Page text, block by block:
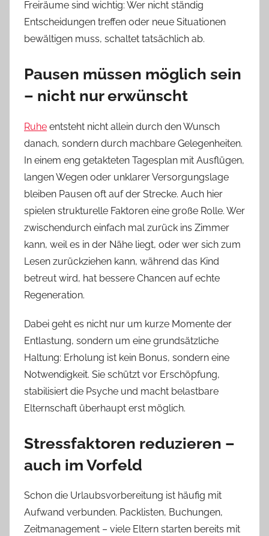
Freiräume sind wichtig: Wer nicht ständig
Entscheidungen treffen oder neue Situationen
bewältigen muss, schaltet tatsächlich ab.
Pausen müssen möglich sein
– nicht nur erwünscht
Ruhe entsteht nicht allein durch den Wunsch
danach, sondern durch machbare Gelegenheiten.
In einem eng getakteten Tagesplan mit Ausflügen,
langen Wegen oder unklarer Versorgungslage
bleiben Pausen oft auf der Strecke. Auch hier
spielen strukturelle Faktoren eine große Rolle. Wer
zwischendurch einfach mal zurück ins Zimmer
kann, weil es in der Nähe liegt, oder wer sich zum
Lesen zurückziehen kann, während das Kind
betreut wird, hat bessere Chancen auf echte
Regeneration.
Dabei geht es nicht nur um kurze Momente der
Entlastung, sondern um eine grundsätzliche
Haltung: Erholung ist kein Bonus, sondern eine
Notwendigkeit. Sie schützt vor Erschöpfung,
stabilisiert die Psyche und macht belastbare
Elternschaft überhaupt erst möglich.
Stressfaktoren reduzieren –
auch im Vorfeld
Schon die Urlaubsvorbereitung ist häufig mit
Aufwand verbunden. Packlisten, Buchungen,
Zeitmanagement – viele Eltern starten bereits mit